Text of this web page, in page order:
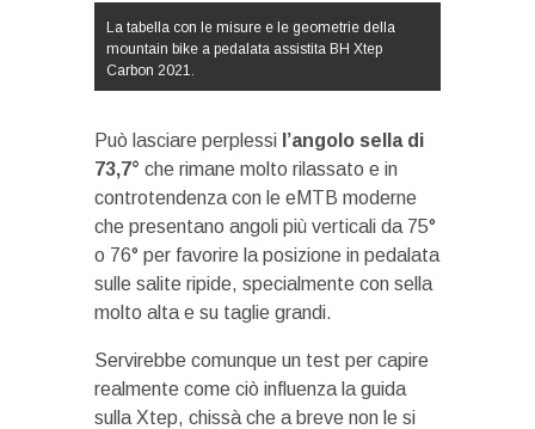
La tabella con le misure e le geometrie della
mountain bike a pedalata assistita BH Xtep
Carbon 2021.
Può lasciare perplessi l’angolo sella di
73,7° che rimane molto rilassato e in
controtendenza con le eMTB moderne
che presentano angoli più verticali da 75°
o 76° per favorire la posizione in pedalata
sulle salite ripide, specialmente con sella
molto alta e su taglie grandi.
Servirebbe comunque un test per capire
realmente come ciò influenza la guida
sulla Xtep, chissà che a breve non le si